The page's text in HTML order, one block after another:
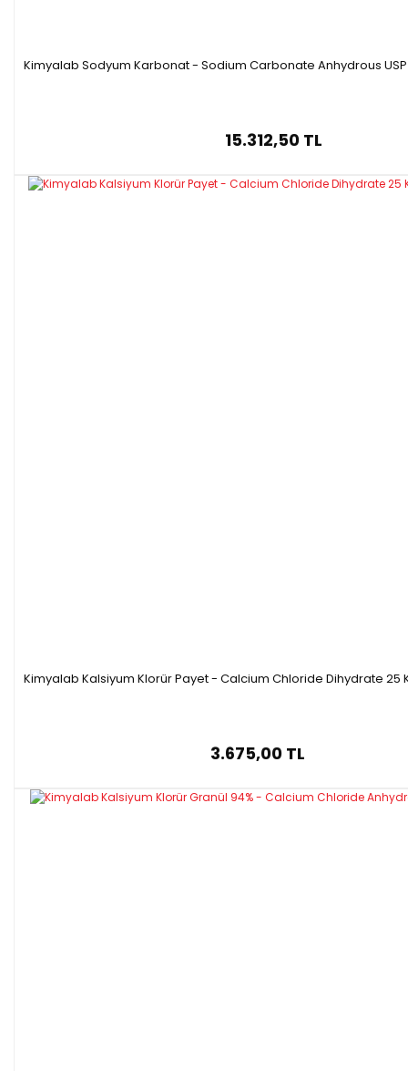
Kimyalab Sodyum Karbonat - Sodium Carbonate Anhydrous
15.312,50 TL
Kimyalab Kalsiyum Klorür Payet - Calcium Chloride Dihydrate 25
3.675,00 TL